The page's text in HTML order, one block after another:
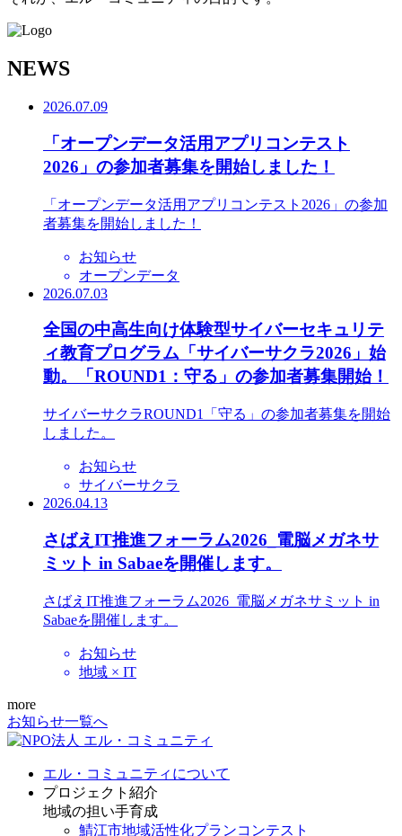
NEWS
2026.07.09
「オープンデータ活用アプリコンテスト
2026」の参加者募集を開始しました！
「オープンデータ活用アプリコンテスト2026」の参加
者募集を開始しました！
お知らせ
オープンデータ
2026.07.03
全国の中高生向け体験型サイバーセキュリテ
ィ教育プログラム「サイバーサクラ2026」始
動。「ROUND1：守る」の参加者募集開始！
サイバーサクラROUND1「守る」の参加者募集を開始
しました。
お知らせ
サイバーサクラ
2026.04.13
さばえIT推進フォーラム2026_電脳メガネサ
ミット in Sabaeを開催します。
さばえIT推進フォーラム2026_電脳メガネサミット in
Sabaeを開催します。
お知らせ
地域 × IT
more
お知らせ一覧へ
エル・コミュニティについて
プロジェクト紹介
地域の担い手育成
鯖江市地域活性化プランコンテスト